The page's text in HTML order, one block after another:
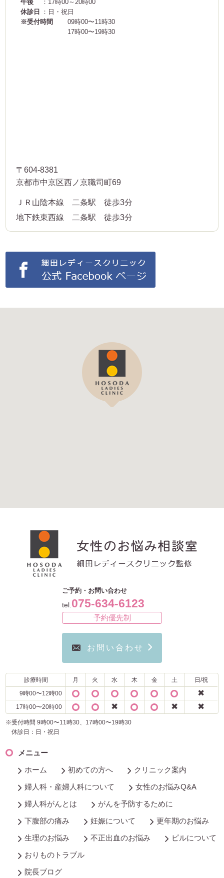
午後
：17時00～20時00
休診日
：日・祝日
※受付時間
09時00〜11時30
17時00〜19時30
〒604-8381
京都市中京区西ノ京職司町69
ＪＲ山陰本線 二条駅 徒歩3分
地下鉄東西線 二条駅 徒歩3分
ご予約・お問い合わせ
tel. 075-634-6123
予約優先制
お問い合わせ
診療時間 月 火 水 木 金 土
日/祝
9時00〜12時00
✖
17時00〜20時00 ✖ ✖ ✖
※受付時間 9時00〜11時30、17時00〜19時30
休診日：日・祝日
メニュー
ホーム
初めての方へ
クリニック案内
婦人科・産婦人科について
女性のお悩みQ&A
婦人科がんとは
がんを予防するために
下腹部の痛み
妊娠について
更年期のお悩み
生理のお悩み
不正出血のお悩み
ピルについて
おりものトラブル
院長ブログ